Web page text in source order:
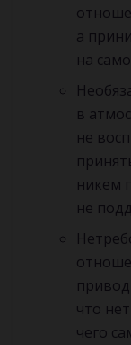
а
на
в
не
никем
не
что
чего